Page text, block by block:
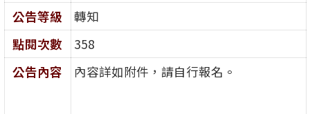
公告等級
轉知
點閱次數
358
公告內容
內容詳如附件，請自行報名。